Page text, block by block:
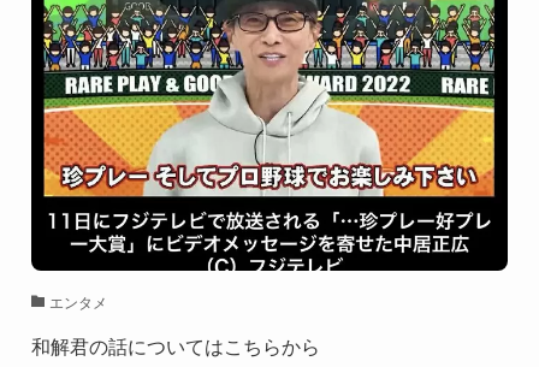
エンタメ
和解君の話についてはこちらから